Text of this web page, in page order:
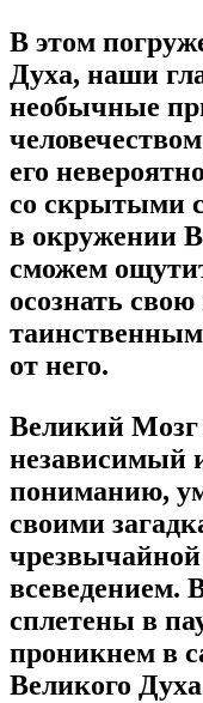
В этом
Духа, наши
необычные
его
со скрытыми
в окружении
сможем
осознать
от него.
Великий Мозг
независимый
пониманию,
своими
всеведением.
сплетены в
проникнем в
Великого